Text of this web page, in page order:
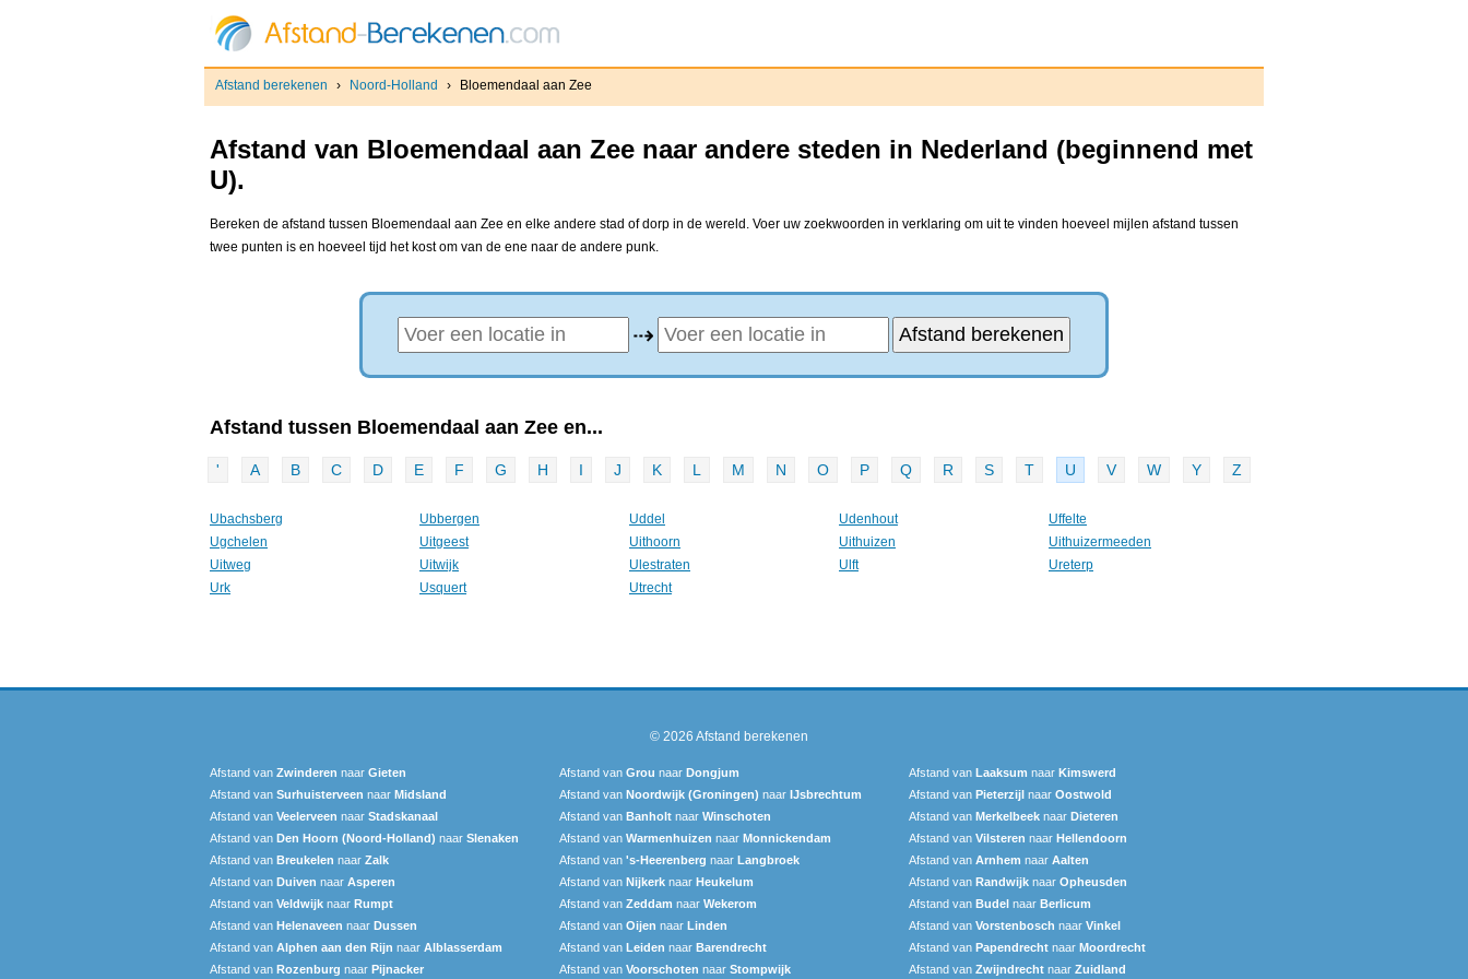
Afstand berekenen › Noord-Holland › Bloemendaal aan Zee
Afstand van Bloemendaal aan Zee naar andere steden in Nederland (beginnend met
U).
Bereken de afstand tussen Bloemendaal aan Zee en elke andere stad of dorp in de wereld. Voer uw zoekwoorden in verklaring om uit te vinden hoeveel mijlen afstand tussen
twee punten is en hoeveel tijd het kost om van de ene naar de andere punk.
⇢
Afstand tussen Bloemendaal aan Zee en...
' A B C D E F G H I J K L M N O P Q R S T U V W Y Z
Ubachsberg Ubbergen Uddel Udenhout
Uffelte
Ugchelen
Uitgeest Uithoorn Uithuizen
Uithuizermeeden
Uitweg
Uitwijk Ulestraten Ulft
Ureterp
Urk
Usquert Utrecht
© 2026 Afstand berekenen
Afstand van Zwinderen naar Gieten Afstand van Grou naar Dongjum Afstand van Laaksum naar Kimswerd
Afstand van Surhuisterveen naar Midsland Afstand van Noordwijk (Groningen) naar IJsbrechtum Afstand van Pieterzijl naar Oostwold
Afstand van Veelerveen naar Stadskanaal Afstand van Banholt naar Winschoten Afstand van Merkelbeek naar Dieteren
Afstand van Den Hoorn (Noord-Holland) naar Slenaken Afstand van Warmenhuizen naar Monnickendam Afstand van Vilsteren naar Hellendoorn
Afstand van Breukelen naar Zalk Afstand van 's-Heerenberg naar Langbroek Afstand van Arnhem naar Aalten
Afstand van Duiven naar Asperen Afstand van Nijkerk naar Heukelum Afstand van Randwijk naar Opheusden
Afstand van Veldwijk naar Rumpt Afstand van Zeddam naar Wekerom Afstand van Budel naar Berlicum
Afstand van Helenaveen naar Dussen Afstand van Oijen naar Linden Afstand van Vorstenbosch naar Vinkel
Afstand van Alphen aan den Rijn naar Alblasserdam Afstand van Leiden naar Barendrecht‎ Afstand van Papendrecht naar Moordrecht
Afstand van Rozenburg naar Pijnacker Afstand van Voorschoten naar Stompwijk Afstand van Zwijndrecht naar Zuidland